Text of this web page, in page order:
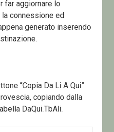
far aggiornare lo
connessione ed
generato inserendo
“Copia Da Li A Qui”
copiando dalla
DaQui.TbAli.